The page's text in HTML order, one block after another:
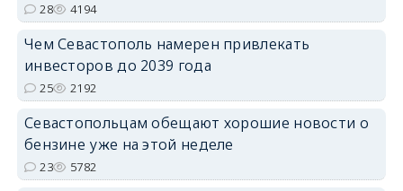
28 4194
Чем Севастополь намерен привлекать
инвесторов до 2039 года
25 2192
Севастопольцам обещают хорошие новости о
бензине уже на этой неделе
23 5782